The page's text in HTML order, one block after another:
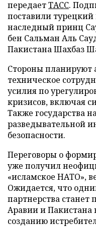
передаетТАСС.
поставили
наследный принц
бен Сальман Аль
Пакистана Шахбаз
Стороны планируют
техническое
усилия по
кризисов, включая
Также государства
разведывательной
безопасности.
Переговоры о
уже получил
«исламское НАТО»,
Ожидается, что
партнерства станет
Аравии и Пакистана
созданию